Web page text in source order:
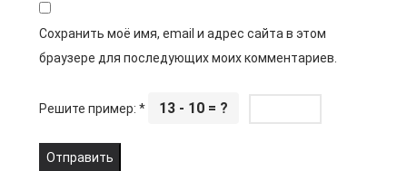
Сохранить моё имя, email и адрес сайта в этом
браузере для последующих моих комментариев.
Решите пример: * 13 - 10 = ?